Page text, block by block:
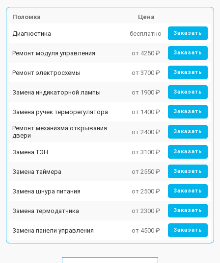
Поломка Цена
Диагностика бесплатно Заказать
Ремонт модуля управления от 4250 ₽ Заказать
Ремонт электросхемы от 3700 ₽ Заказать
Замена индикаторной лампы от 1900 ₽ Заказать
Замена ручек терморегулятора от 1400 ₽ Заказать
Ремонт механизма открывания
двери
от 2400 ₽ Заказать
Замена ТЭН от 3100 ₽ Заказать
Замена таймера от 2550 ₽ Заказать
Замена шнура питания от 2500 ₽ Заказать
Замена термодатчика от 2300 ₽ Заказать
Замена панели управления от 4500 ₽ Заказать